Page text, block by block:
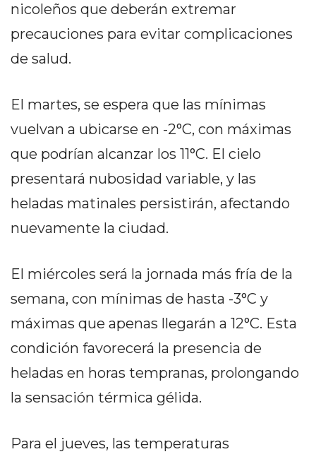
TÉRMINOS
Y
POLÍTICAS
DE
PRIVACIDAD
DIARIO
TAPA
DEL
DIARIO
REPORTERO
DIARIO
DE
nicoleños que deberán extremar
precauciones para evitar complicaciones
de salud.
El martes, se espera que las mínimas
vuelvan a ubicarse en -2°C, con máximas
que podrían alcanzar los 11°C. El cielo
presentará nubosidad variable, y las
heladas matinales persistirán, afectando
nuevamente la ciudad.
El miércoles será la jornada más fría de la
semana, con mínimas de hasta -3°C y
máximas que apenas llegarán a 12°C. Esta
condición favorecerá la presencia de
heladas en horas tempranas, prolongando
la sensación térmica gélida.
Para el jueves, las temperaturas